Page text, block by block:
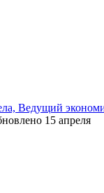
Ведущий
15 апреля